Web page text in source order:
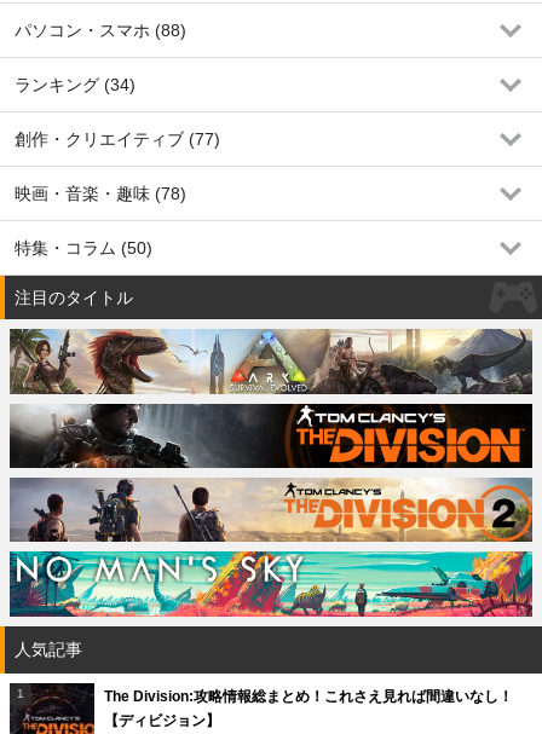
パソコン・スマホ (88)
ランキング (34)
創作・クリエイティブ (77)
映画・音楽・趣味 (78)
特集・コラム (50)
注目のタイトル
人気記事
The Division:攻略情報総まとめ！これさえ見れば間違いなし！
【ディビジョン】